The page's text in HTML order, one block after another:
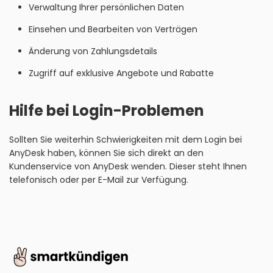
Verwaltung Ihrer persönlichen Daten
Einsehen und Bearbeiten von Verträgen
Änderung von Zahlungsdetails
Zugriff auf exklusive Angebote und Rabatte
Hilfe bei Login-Problemen
Sollten Sie weiterhin Schwierigkeiten mit dem Login bei
AnyDesk haben, können Sie sich direkt an den
Kundenservice von AnyDesk wenden. Dieser steht Ihnen
telefonisch oder per E-Mail zur Verfügung.